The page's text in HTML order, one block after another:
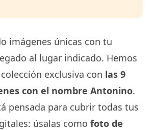
imágenes únicas con tu
al lugar indicado. Hemos
exclusiva con las 9
con el nombre Antonino.
pensada para cubrir todas tus
úsalas como foto de